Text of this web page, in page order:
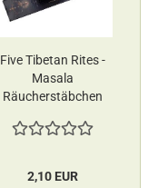
Five Tibetan Rites -
Masala
Räucherstäbchen
2,10 EUR